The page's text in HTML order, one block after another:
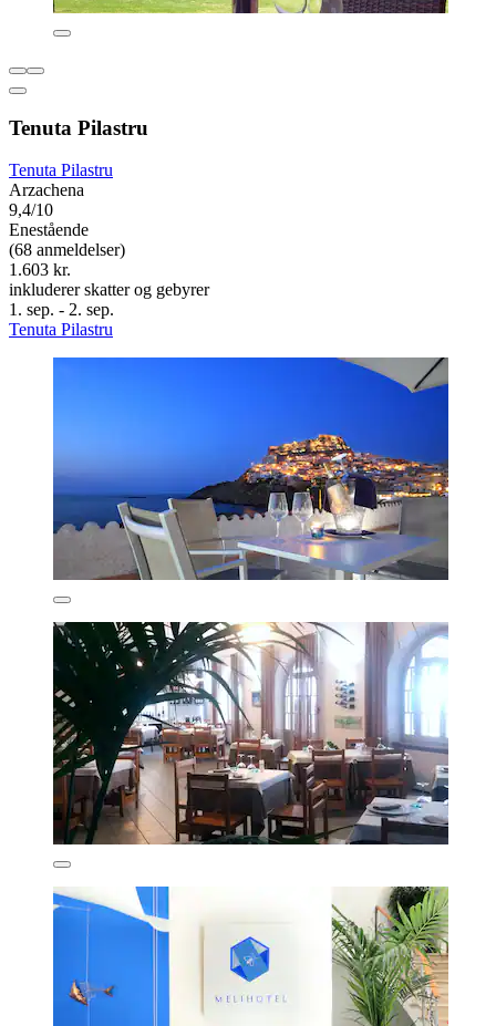
Tenuta Pilastru
Tenuta Pilastru
Arzachena
9,4/10
Enestående
(68 anmeldelser)
1.603 kr.
inkluderer skatter og gebyrer
1. sep. - 2. sep.
Tenuta Pilastru